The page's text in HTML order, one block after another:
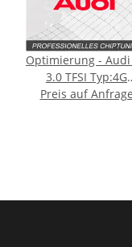
Optimierung - Audi
3.0 TFSI Typ:4G
[Facelift] 333PS
Preis auf Anfrage